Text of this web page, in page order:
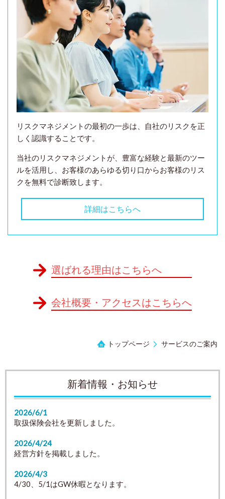
リスクマネジメントの最初の一歩は、自社のリスクを正
しく認識することです。
当社のリスクマネジメントが、豊富な経験と最新のツー
ルを活用し、お客様のあらゆる切り口からお客様のリス
クを無料で診断致します。
詳細はこちらへ
選ばれる理由はこちらへ
会社概要・アクセスはこちらへ
トップページ サービスのご案内
新着情報・お知らせ
2026/6/1
取扱保険会社を更新しました。
2026/4/24
経営方針を掲載しました。
2026/4/3
4/30、5/1はGW休暇となります。